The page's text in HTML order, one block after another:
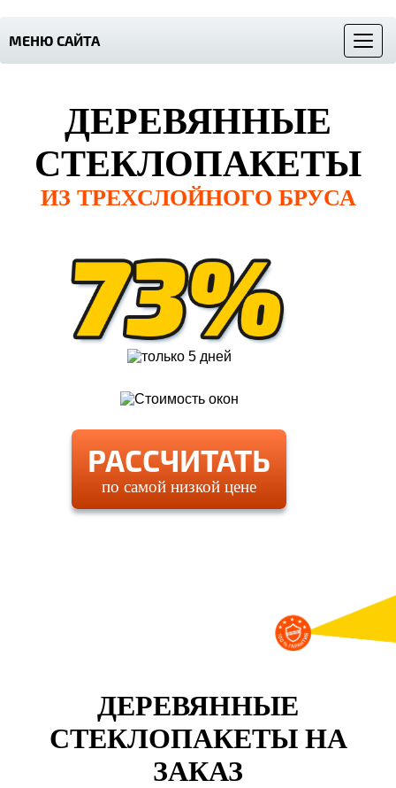
Меню
МЕНЮ САЙТА
ДЕРЕВЯННЫЕ
СТЕКЛОПАКЕТЫ
ИЗ ТРЕХСЛОЙНОГО БРУСА
РАССЧИТАТЬ
по самой низкой цене
ДЕРЕВЯННЫЕ
СТЕКЛОПАКЕТЫ НА
ЗАКАЗ